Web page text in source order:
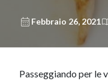
Febbraio 26, 2021
​Passeggiando per le